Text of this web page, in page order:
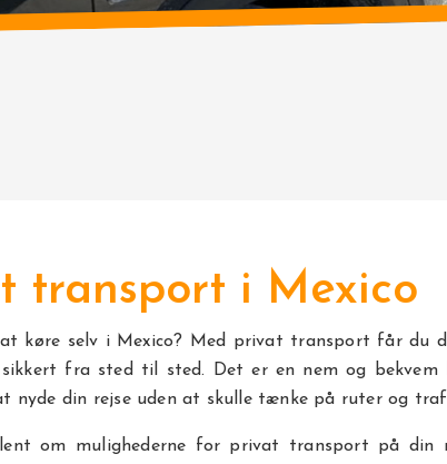
transport i Mexico
køre selv i Mexico? Med privat transport får du
fra sted til sted. Det er en nem og bekvem
nyde din rejse uden at skulle tænke på ruter og
om mulighederne for privat transport på din